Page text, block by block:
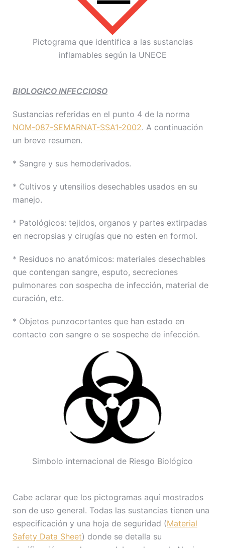
Pictograma que identifica a las sustancias
inflamables según la UNECE
BIOLOGICO INFECCIOSO
Sustancias referidas en el punto 4 de la norma
NOM-087-SEMARNAT-SSA1-2002. A continuación
un breve resumen.
* Sangre y sus hemoderivados.
* Cultivos y utensilios desechables usados en su
manejo.
* Patológicos: tejidos, organos y partes extirpadas
en necropsias y cirugías que no esten en formol.
* Residuos no anatómicos: materiales desechables
que contengan sangre, esputo, secreciones
pulmonares con sospecha de infección, material de
curación, etc.
* Objetos punzocortantes que han estado en
contacto con sangre o se sospeche de infección.
Simbolo internacional de Riesgo Biológico
Cabe aclarar que los pictogramas aquí mostrados
son de uso general. Todas las sustancias tienen una
especificación y una hoja de seguridad (Material
Safety Data Sheet) donde se detalla su